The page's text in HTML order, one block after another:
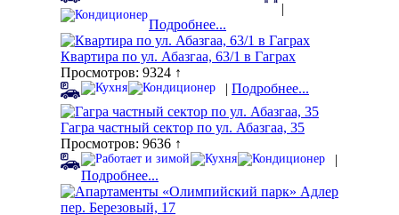
|
Подробнее...
Квартира по ул. Абазгаа, 63/1 в Гаграх
Просмотров: 9324 ↑
| Подробнее...
Гагра частный сектор по ул. Абазгаа, 35
Просмотров: 9636 ↑
|
Подробнее...